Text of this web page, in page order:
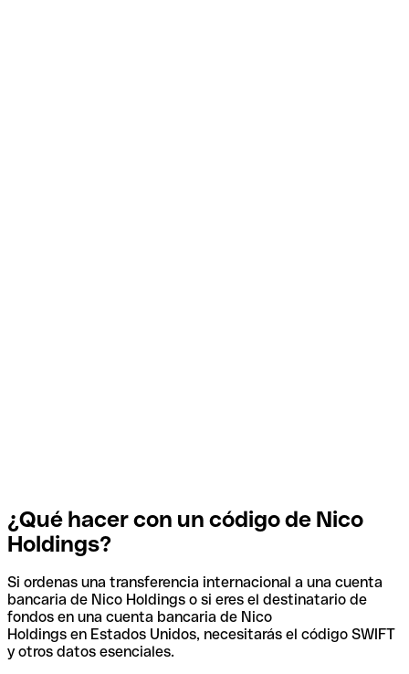
¿Qué hacer con un código de Nico
Holdings?
Si ordenas una transferencia internacional a una cuenta
bancaria de Nico Holdings o si eres el destinatario de
fondos en una cuenta bancaria de Nico
Holdings en Estados Unidos, necesitarás el código SWIFT
y otros datos esenciales.